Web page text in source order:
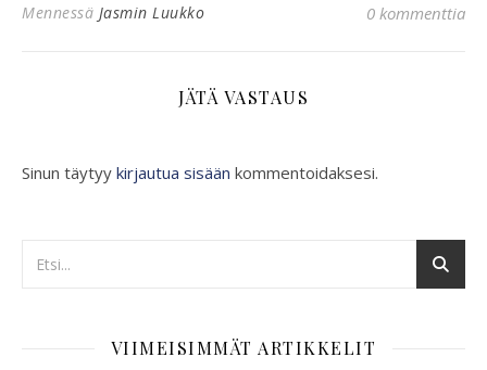
Mennessä Jasmin Luukko 0 kommenttia
JÄTÄ VASTAUS
Sinun täytyy kirjautua sisään kommentoidaksesi.
VIIMEISIMMÄT ARTIKKELIT